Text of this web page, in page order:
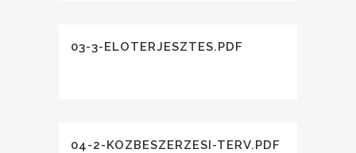
03-3-ELOTERJESZTES.PDF
04-2-KOZBESZERZESI-TERV.PDF